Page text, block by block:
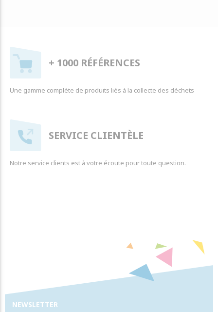
+ 1000 RÉFÉRENCES
Une gamme complète de produits liés à la collecte des déchets
SERVICE CLIENTÈLE
Notre service clients est à votre écoute pour toute question.
NEWSLETTER